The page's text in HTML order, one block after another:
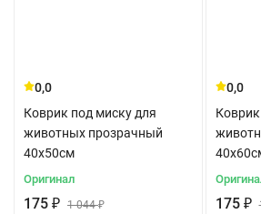
0,0
Коврик под миску для
животных прозрачный
40x50см
Оригинал
175 ₽ 1 044₽
0,0
175 ₽